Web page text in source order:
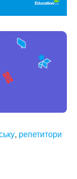
, репетитори